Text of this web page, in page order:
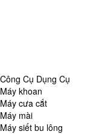
Công Cụ Dụng Cụ
Máy khoan
Máy cưa cắt
Máy mài
Máy siết bu lông